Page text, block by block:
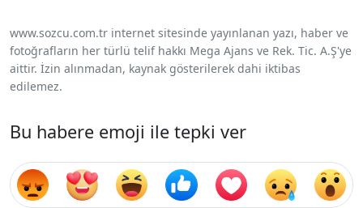
www.sozcu.com.tr internet sitesinde yayınlanan yazı, haber ve
fotoğrafların her türlü telif hakkı Mega Ajans ve Rek. Tic. A.Ş'ye
aittir. İzin alınmadan, kaynak gösterilerek dahi iktibas
edilemez.
Bu habere emoji ile tepki ver